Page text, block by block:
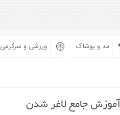
مد و پوشاک ورزشی و سرگرمی
آموزش جامع لاغر شدن